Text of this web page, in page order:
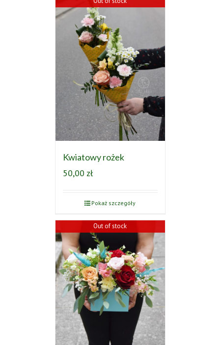
Kwiatowy rożek
50,00 zł
Pokaż szczegóły
Out of stock